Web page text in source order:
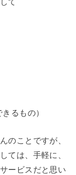
るもの）
のことですが、
ては、手軽に、
ービスだと思い